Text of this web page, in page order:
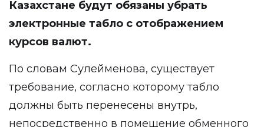
Казахстане будут обязаны убрать
электронные табло с отображением
курсов валют.
По словам Сулейменова, существует
требование, согласно которому табло
должны быть перенесены внутрь,
непосредственно в помещение обменного